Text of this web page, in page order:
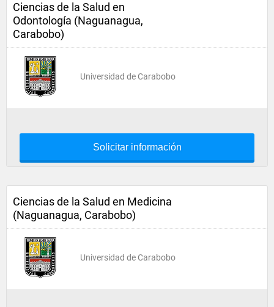
Ciencias de la Salud en
Odontología (Naguanagua,
Carabobo)
Universidad de Carabobo
Solicitar información
Ciencias de la Salud en Medicina
(Naguanagua, Carabobo)
Universidad de Carabobo